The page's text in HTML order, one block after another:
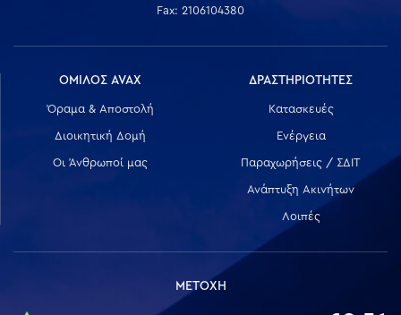
Fax: 2106104380
ΟΜΙΛΟΣ AVAX
Όραμα & Αποστολή
Διοικητική Δομή
Οι Άνθρωποί μας
ΔΡΑΣΤΗΡΙΟΤΗΤΕΣ
Κατασκευές
Ενέργεια
Παραχωρήσεις / ΣΔΙΤ
Ανάπτυξη Ακινήτων
Λοιπές
ΜΕΤΟΧΗ